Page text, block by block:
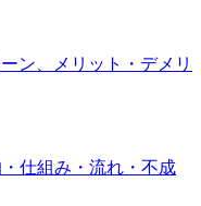
ン、メリット・デメリ
仕組み・流れ・不成